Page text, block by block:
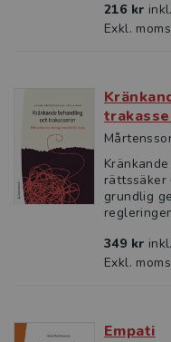
216 kr
Exkl.
rättssäker
grundlig
349 kr
Exkl.
Empati